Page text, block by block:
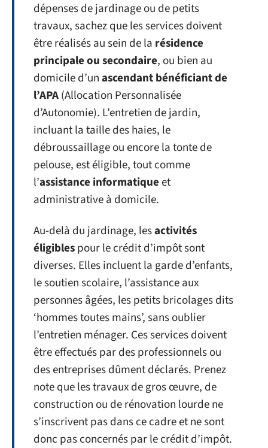
dépenses de jardinage ou de petits
travaux, sachez que les services doivent
être réalisés au sein de la résidence
principale ou secondaire, ou bien au
domicile d’unascendant bénéficiant de
l’APA(Allocation Personnalisée
d’Autonomie). L’entretien de jardin,
incluant la taille des haies, le
débroussaillage ou encore la tonte de
pelouse, est éligible, tout comme
l’assistance informatiqueet
administrative à domicile.
Au-delà du jardinage, lesactivités
éligiblespour le crédit d’impôt sont
diverses. Elles incluent la garde d’enfants,
le soutien scolaire, l’assistance aux
personnes âgées, les petits bricolages dits
‘hommes toutes mains’, sans oublier
l’entretien ménager. Ces services doivent
être effectués par des professionnels ou
des entreprises dûment déclarés. Prenez
note que les travaux de gros œuvre, de
construction ou de rénovation lourde ne
s’inscrivent pas dans ce cadre et ne sont
donc pas concernés par le crédit d’impôt.